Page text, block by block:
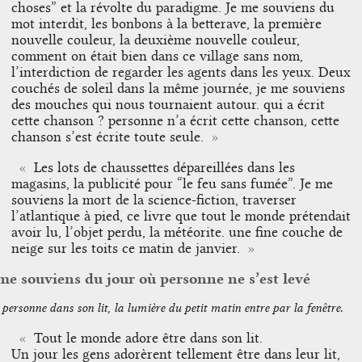
choses” et la révolte du paradigme. Je me souviens du
mot interdit, les bonbons à la betterave, la première
nouvelle couleur, la deuxième nouvelle couleur,
comment on était bien dans ce village sans nom,
l’interdiction de regarder les agents dans les yeux. Deux
couchés de soleil dans la même journée, je me souviens
des mouches qui nous tournaient autour. qui a écrit
cette chanson ? personne n’a écrit cette chanson, cette
chanson s’est écrite toute seule.
Les lots de chaussettes dépareillées dans les
magasins, la publicité pour “le feu sans fumée”. Je me
souviens la mort de la science-fiction, traverser
l’atlantique à pied, ce livre que tout le monde prétendait
avoir lu, l’objet perdu, la météorite. une fine couche de
neige sur les toits ce matin de janvier.
souviens du jour où personne ne s’est levé
personne dans son lit, la lumière du petit matin entre par la fenêtre.
Tout le monde adore être dans son lit.
Un jour les gens adorèrent tellement être dans leur lit,